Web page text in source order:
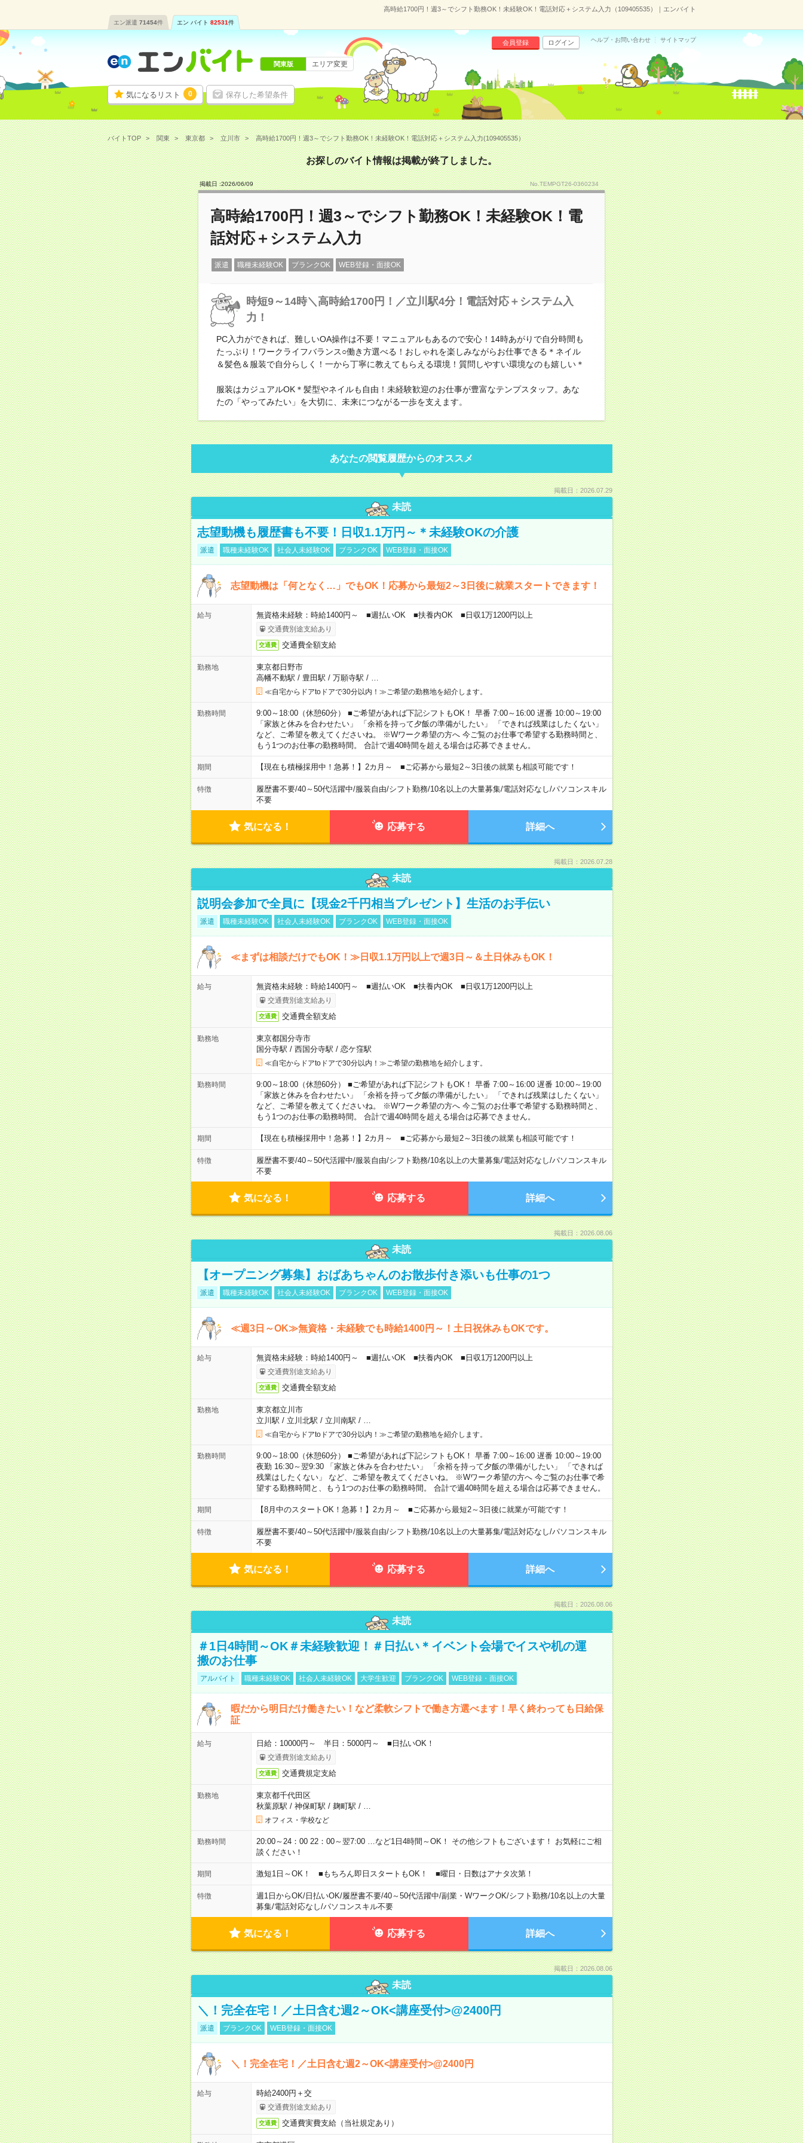
高時給1700円！週3～でシフト勤務OK！未経験OK！電話対応＋システム入力（109405535）｜エンバイト
エン派遣 71454件 エン バイト 82531件
気になるリスト 0 保存した希望条件
会員登録 ログイン ヘルプ・お問い合わせ サイトマップ
関東版 エリア変更
バイトTOP 関東 東京都 立川市 高時給1700円！週3～でシフト勤務OK！未経験OK！電話対応＋システム入力(109405535）
お探しのバイト情報は掲載が終了しました。
掲載日 :2026/06/09 No.TEMPGT26-0360234
高時給1700円！週3～でシフト勤務OK！未経験OK！電
話対応＋システム入力
派遣 職種未経験OK ブランクOK WEB登録・面接OK
時短9～14時＼高時給1700円！／立川駅4分！電話対応＋システム入
力！
PC入力ができれば、難しいOA操作は不要！マニュアルもあるので安心！14時あがりで自分時間も
たっぷり！ワークライフバランス○働き方選べる！おしゃれを楽しみながらお仕事できる＊ネイル
＆髪色＆服装で自分らしく！一から丁寧に教えてもらえる環境！質問しやすい環境なのも嬉しい＊
服装はカジュアルOK＊髪型やネイルも自由！未経験歓迎のお仕事が豊富なテンプスタッフ。あな
たの「やってみたい」を大切に、未来につながる一歩を支えます。
あなたの閲覧履歴からのオススメ
掲載日：2026.07.29
未読
志望動機も履歴書も不要！日収1.1万円～＊未経験OKの介護
派遣 職種未経験OK 社会人未経験OK ブランクOK WEB登録・面接OK
志望動機は「何となく…」でもOK！応募から最短2～3日後に就業スタートできます！
給与 無資格未経験：時給1400円～ ■週払いOK ■扶養内OK ■日収1万1200円以上
交通費別途支給あり
交通費 交通費全額支給
勤務地
東京都日野市
高幡不動駅 / 豊田駅 / 万願寺駅 /
≪自宅からドアtoドアで30分以内！≫ご希望の勤務地を紹介します。
勤務時間
9:00～18:00（休憩60分） ■ご希望があれば下記シフトもOK！ 早番 7:00～16:00 遅番 10:00～19:00
「家族と休みを合わせたい」 「余裕を持って夕飯の準備がしたい」 「できれば残業はしたくない」
など、ご希望を教えてくださいね。 ※Wワーク希望の方へ 今ご覧のお仕事で希望する勤務時間と、
もう1つのお仕事の勤務時間。 合計で週40時間を超える場合は応募できません。
期間 【現在も積極採用中！急募！】2カ月～ ■ご応募から最短2～3日後の就業も相談可能です！
特徴 履歴書不要/40～50代活躍中/服装自由/シフト勤務/10名以上の大量募集/電話対応なし/パソコンスキル
不要
気になる！ 応募する 詳細へ
掲載日：2026.07.28
未読
説明会参加で全員に【現金2千円相当プレゼント】生活のお手伝い
派遣 職種未経験OK 社会人未経験OK ブランクOK WEB登録・面接OK
≪まずは相談だけでもOK！≫日収1.1万円以上で週3日～＆土日休みもOK！
給与 無資格未経験：時給1400円～ ■週払いOK ■扶養内OK ■日収1万1200円以上
交通費別途支給あり
交通費 交通費全額支給
勤務地
東京都国分寺市
国分寺駅 / 西国分寺駅 / 恋ケ窪駅
≪自宅からドアtoドアで30分以内！≫ご希望の勤務地を紹介します。
勤務時間
9:00～18:00（休憩60分） ■ご希望があれば下記シフトもOK！ 早番 7:00～16:00 遅番 10:00～19:00
「家族と休みを合わせたい」 「余裕を持って夕飯の準備がしたい」 「できれば残業はしたくない」
など、ご希望を教えてくださいね。 ※Wワーク希望の方へ 今ご覧のお仕事で希望する勤務時間と、
もう1つのお仕事の勤務時間。 合計で週40時間を超える場合は応募できません。
期間 【現在も積極採用中！急募！】2カ月～ ■ご応募から最短2～3日後の就業も相談可能です！
特徴 履歴書不要/40～50代活躍中/服装自由/シフト勤務/10名以上の大量募集/電話対応なし/パソコンスキル
不要
気になる！ 応募する 詳細へ
掲載日：2026.08.06
未読
【オープニング募集】おばあちゃんのお散歩付き添いも仕事の1つ
派遣 職種未経験OK 社会人未経験OK ブランクOK WEB登録・面接OK
≪週3日～OK≫無資格・未経験でも時給1400円～！土日祝休みもOKです。
給与 無資格未経験：時給1400円～ ■週払いOK ■扶養内OK ■日収1万1200円以上
交通費別途支給あり
交通費 交通費全額支給
勤務地
東京都立川市
立川駅 / 立川北駅 / 立川南駅 /
≪自宅からドアtoドアで30分以内！≫ご希望の勤務地を紹介します。
勤務時間
9:00～18:00（休憩60分） ■ご希望があれば下記シフトもOK！ 早番 7:00～16:00 遅番 10:00～19:00
夜勤 16:30～翌9:30 「家族と休みを合わせたい」 「余裕を持って夕飯の準備がしたい」 「できれば
残業はしたくない」 など、ご希望を教えてくださいね。 ※Wワーク希望の方へ 今ご覧のお仕事で希
望する勤務時間と、もう1つのお仕事の勤務時間。 合計で週40時間を超える場合は応募できません。
期間 【8月中のスタートOK！急募！】2カ月～ ■ご応募から最短2～3日後に就業が可能です！
特徴 履歴書不要/40～50代活躍中/服装自由/シフト勤務/10名以上の大量募集/電話対応なし/パソコンスキル
不要
気になる！ 応募する 詳細へ
掲載日：2026.08.06
未読
＃1日4時間～OK＃未経験歓迎！＃日払い＊イベント会場でイスや机の運
搬のお仕事
アルバイト 職種未経験OK 社会人未経験OK 大学生歓迎 ブランクOK WEB登録・面接OK
暇だから明日だけ働きたい！など柔軟シフトで働き方選べます！早く終わっても日給保
証
給与 日給：10000円～ 半日：5000円～ ■日払いOK！
交通費別途支給あり
交通費 交通費規定支給
勤務地
東京都千代田区
秋葉原駅 / 神保町駅 / 麹町駅 /
オフィス・学校など
勤務時間
20:00～24：00 22：00～翌7:00 …など1日4時間～OK！ その他シフトもございます！ お気軽にご相
談ください！
期間 激短1日～OK！ ■もちろん即日スタートもOK！ ■曜日・日数はアナタ次第！
特徴 週1日からOK/日払いOK/履歴書不要/40～50代活躍中/副業・WワークOK/シフト勤務/10名以上の大量
募集/電話対応なし/パソコンスキル不要
気になる！ 応募する 詳細へ
掲載日：2026.08.06
未読
＼！完全在宅！／土日含む週2～OK<講座受付>@2400円
派遣 ブランクOK WEB登録・面接OK
＼！完全在宅！／土日含む週2～OK<講座受付>@2400円
給与 時給2400円＋交
交通費別途支給あり
交通費 交通費実費支給（当社規定あり）